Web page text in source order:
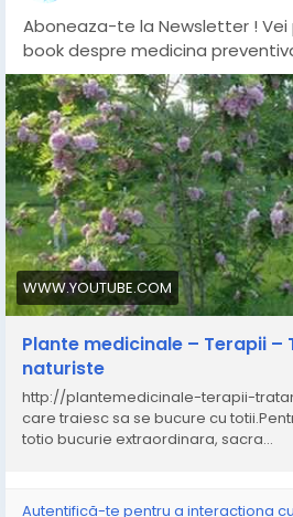
Aboneaza-te la Newsletter ! Vei
book despre medicina
WWW.YOUTUBE.COM
Plante medicinale – Terapii
naturiste
http://plantemedicinale-terapii-
care traiesc sa se bucure cu
totio bucurie extraordinara, sacra...
Autentifică-te pentru a interacționa